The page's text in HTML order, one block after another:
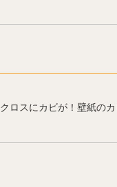
クロスにカビが！壁紙の